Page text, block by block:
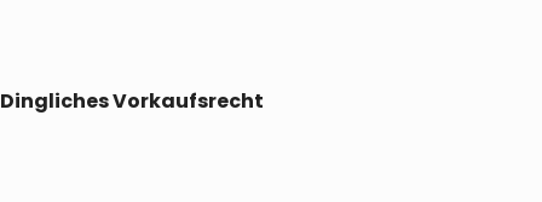
Dingliches Vorkaufsrecht